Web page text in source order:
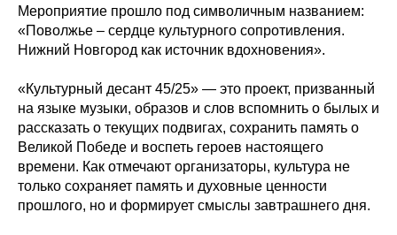
Мероприятие прошло под символичным названием:
«Поволжье – сердце культурного сопротивления.
Нижний Новгород как источник вдохновения».
«Культурный десант 45/25» — это проект, призванный
на языке музыки, образов и слов вспомнить о былых и
рассказать о текущих подвигах, сохранить память о
Великой Победе и воспеть героев настоящего
времени. Как отмечают организаторы, культура не
только сохраняет память и духовные ценности
прошлого, но и формирует смыслы завтрашнего дня.